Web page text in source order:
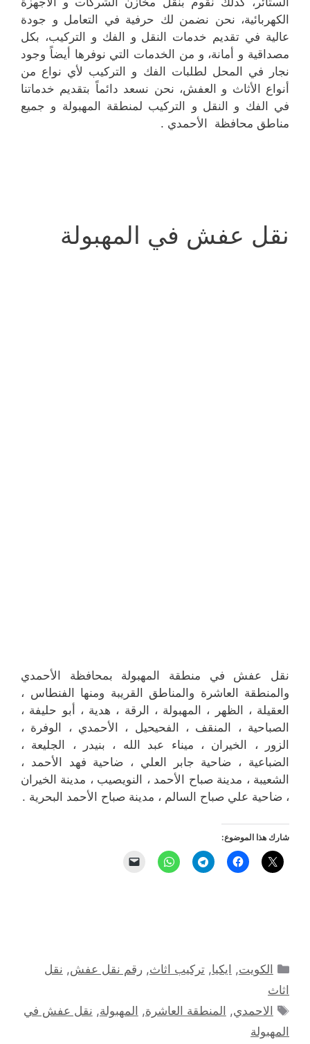
الكهربائية، نحن نضمن لك حرفية في التعامل و جودة
عالية في تقديم خدمات النقل و الفك و التركيب، بكل
مصداقية و أمانة، و من الخدمات التي نوفرها أيضاً وجود
نجار في المحل لطلبات الفك و التركيب لأي نواع من
أنواع الأثاث و العفش، نحن نسعد دائماً بتقديم خدماتنا
في الفك و النقل و التركيب لمنطقة المهبولة و جميع
مناطق محافظة الأحمدي .
نقل عفش في المهبولة
نقل عفش في منطقة المهبولة بمحافظة الأحمدي
والمنطقة العاشرة والمناطق القريبة ‎ومنها الفنطاس ،
العقيلة ، الظهر ، المهبولة ، الرقة ، هدية ، أبو حليفة ،
الصباحية ، المنقف ، الفحيحيل ، الأحمدي ، الوفرة ،
الزور ، الخيران ، ميناء عبد الله ، بنيدر ، الجليعة ،
الضباعية ، ضاحية جابر العلي ، ضاحية فهد الأحمد ،
الشعيبة ، مدينة صباح الأحمد ، النويصيب ، مدينة الخيران
، ضاحية علي صباح السالم ، مدينة صباح الأحمد البحرية .
شارك هذا الموضوع:
التصنيفات
الكويت, ايكيا,تركيب اثاث,رقم نقل عفش, نقل
اثاث
الوسوم
الاحمدي, المنطقة العاشرة, المهبولة, نقل عفش في
المهبولة